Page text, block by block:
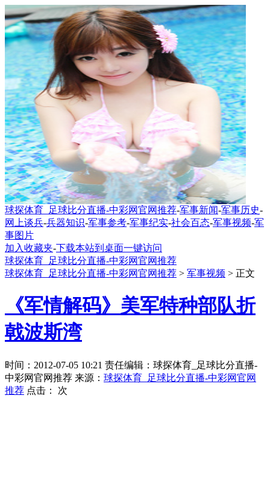
球探体育_足球比分直播-中彩网官网推荐-军事新闻-军事历史-
网上谈兵-兵器知识-军事参考-军事纪实-社会百态-军事视频-军
事图片
加入收藏夹-下载本站到桌面一键访问
球探体育_足球比分直播-中彩网官网推荐
球探体育_足球比分直播-中彩网官网推荐 > 军事视频 > 正文
《军情解码》美军特种部队折
戟波斯湾
时间：2012-07-05 10:21 责任编辑：球探体育_足球比分直播-
中彩网官网推荐 来源： 球探体育_足球比分直播-中彩网官网
推荐 点击： 次